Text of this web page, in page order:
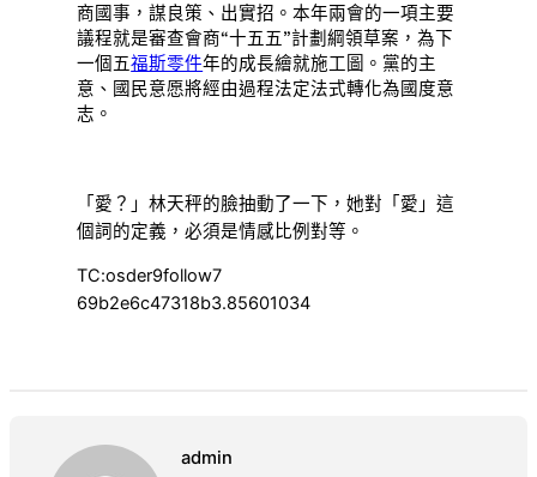
商國事，謀良策、出實招。本年兩會的一項主要
議程就是審查會商“十五五”計劃綱領草案，為下
一個五福斯零件年的成長繪就施工圖。黨的主
意、國民意愿將經由過程法定法式轉化為國度意
志。
「愛？」林天秤的臉抽動了一下，她對「愛」這
個詞的定義，必須是情感比例對等。
TC:osder9follow7
69b2e6c47318b3.85601034
admin